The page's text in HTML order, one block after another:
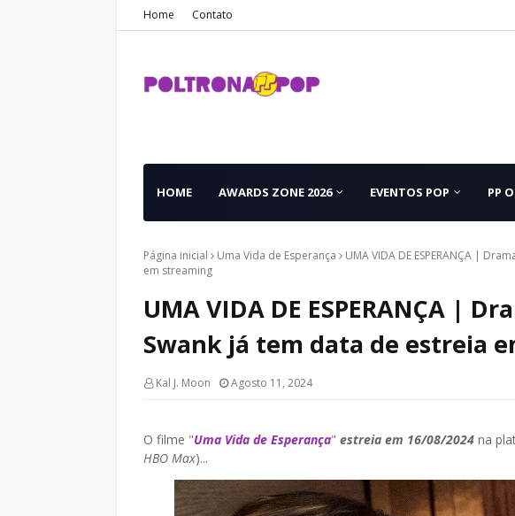
Home Contato
HOME AWARDS ZONE 2026 EVENTOS POP PP
Página inicial Uma Vida de Esperança
UMA VIDA DE ESPERANÇA |
em streaming
UMA VIDA DE ESPERANÇA |
Swank já tem data de estreia
Kal J. Moon Agosto 11, 2024
O filme "Uma Vida de Esperança" estreia em 16/08/2024 na
HBO Max)...